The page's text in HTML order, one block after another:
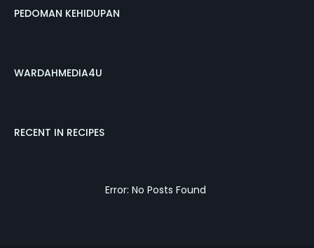
PEDOMAN KEHIDUPAN
WARDAHMEDIA4U
RECENT IN RECIPES
Error: No Posts Found